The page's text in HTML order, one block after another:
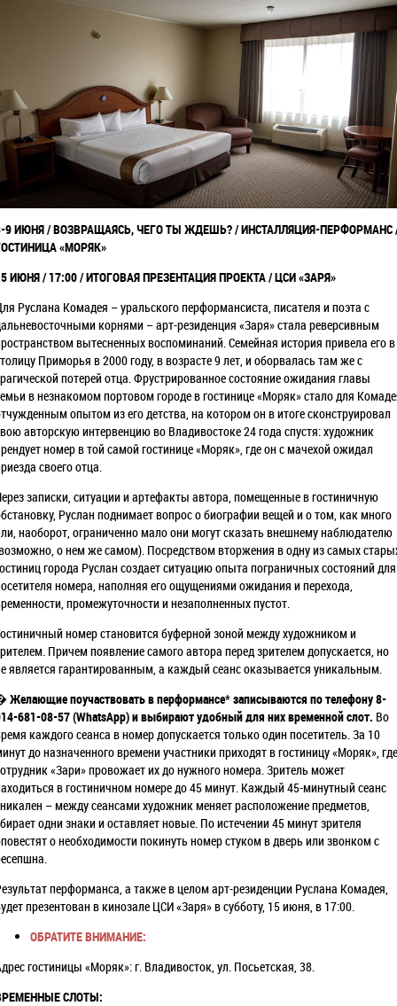
9 ИЮНЯ / ВОЗВРАЩАЯСЬ, ЧЕГО ТЫ ЖДЕШЬ? / ИНСТАЛЛЯЦИЯ-ПЕРФОРМАНС
«МОРЯК»
ИЮНЯ / 17:00 / ИТОГОВАЯ ПРЕЗЕНТАЦИЯ ПРОЕКТА / ЦСИ «ЗАРЯ»
Руслана Комадея – уральского перформансиста, писателя и поэта с
корнями – арт-резиденция «Заря» стала реверсивным
вытесненных воспоминаний. Семейная история привела его в
Приморья в 2000 году, в возрасте 9 лет, и оборвалась там же с
потерей отца. Фрустрированное состояние ожидания главы
в незнакомом портовом городе в гостинице «Моряк» стало для
опытом из его детства, на котором он в итоге сконструировал
авторскую интервенцию во Владивостоке 24 года спустя: художник
номер в той самой гостинице «Моряк», где он с мачехой ожидал
своего отца.
записки, ситуации и артефакты автора, помещенные в гостиничную
Руслан поднимает вопрос о биографии вещей и о том, как много
наоборот, ограниченно мало они могут сказать внешнему наблюдателю
о нем же самом). Посредством вторжения в одну из самых
города Руслан создает ситуацию опыта пограничных состояний для
номера, наполняя его ощущениями ожидания и перехода,
промежуточности и незаполненных пустот.
номер становится буферной зоной между художником и
Причем появление самого автора перед зрителем допускается, но
является гарантированным, а каждый сеанс оказывается уникальным.
Желающие поучаствовать в перформансе* записываются по телефону 8-
681-08-57 (WhatsApp) ивыбирают удобный для них временной слот. Во
каждого сеанса в номер допускается только один посетитель. За 10
до назначенного времени участники приходят в гостиницу «Моряк», где
«Зари» провожает их до нужного номера. Зритель может
в гостиничном номере до 45 минут. Каждый 45-минутный сеанс
– между сеансами художник меняет расположение предметов,
одни знаки и оставляет новые. По истечении 45 минут зрителя
о необходимости покинуть номер стуком в дверь или звонком с
перформанса, а также в целом арт-резиденции Руслана Комадея,
презентован в кинозале ЦСИ «Заря» в субботу, 15 июня, в 17:00.
ОБРАТИТЕ ВНИМАНИЕ:
гостиницы «Моряк»: г. Владивосток, ул. Посьетская, 38.
СЛОТЫ: